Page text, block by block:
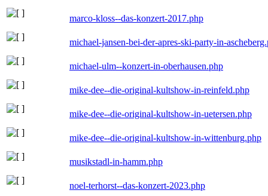
marco-kloss--das-konzert-2017.php
michael-jansen-bei-der-apres-ski-party-in-
michael-ulm--konzert-in-oberhausen.php
mike-dee--die-original-kultshow-in-reinfeld.php
mike-dee--die-original-kultshow-in-uetersen.php
mike-dee--die-original-kultshow-in-wittenburg.php
musikstadl-in-hamm.php
noel-terhorst--das-konzert-2023.php